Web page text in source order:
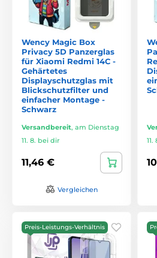
Wency Magic Box
Privacy 5D Panzerglas
für Xiaomi Redmi 14C -
Gehärtetes
Displayschutzglas mit
Blickschutzfilter und
einfacher Montage -
Schwarz
Versandbereit, am Dienstag
11. 8. bei dir
11,46 €
Vergleichen
Preis-Leistungs-Verhältnis